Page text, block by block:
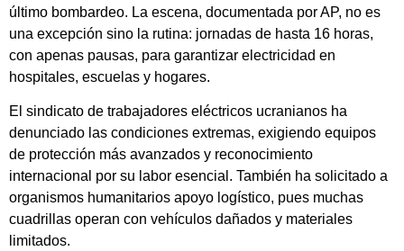
último bombardeo. La escena, documentada por AP, no es
una excepción sino la rutina: jornadas de hasta 16 horas,
con apenas pausas, para garantizar electricidad en
hospitales, escuelas y hogares.
El sindicato de trabajadores eléctricos ucranianos ha
denunciado las condiciones extremas, exigiendo equipos
de protección más avanzados y reconocimiento
internacional por su labor esencial. También ha solicitado a
organismos humanitarios apoyo logístico, pues muchas
cuadrillas operan con vehículos dañados y materiales
limitados.